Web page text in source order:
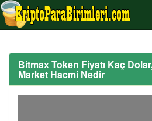
Bitmax Token Fiyatı Kaç
Market Hacmi Nedir